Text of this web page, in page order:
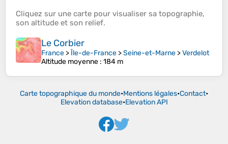
Cliquez sur une carte pour visualiser sa topographie,
son altitude et son relief.
Le Corbier
France >Île-de-France >Seine-et-Marne >Verdelot
Altitude moyenne : 184 m
Carte topographique du monde•Mentions légales•Contact•
Elevation database•Elevation API